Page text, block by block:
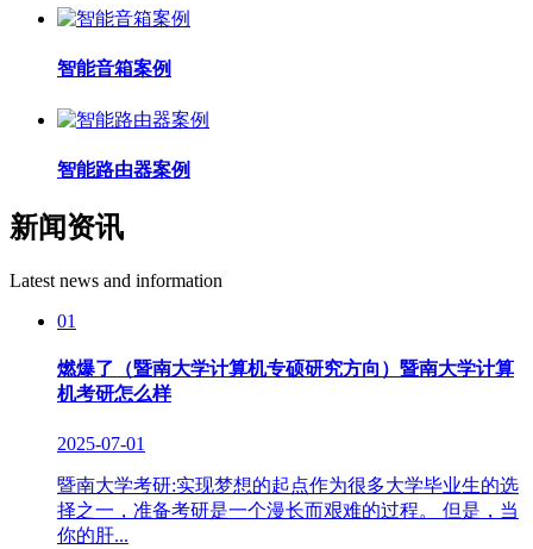
智能音箱案例
智能路由器案例
新闻资讯
Latest news and information
01
燃爆了（暨南大学计算机专硕研究方向）暨南大学计算
机考研怎么样
2025-07-01
暨南大学考研:实现梦想的起点作为很多大学毕业生的选
择之一，准备考研是一个漫长而艰难的过程。 但是，当
你的肝...